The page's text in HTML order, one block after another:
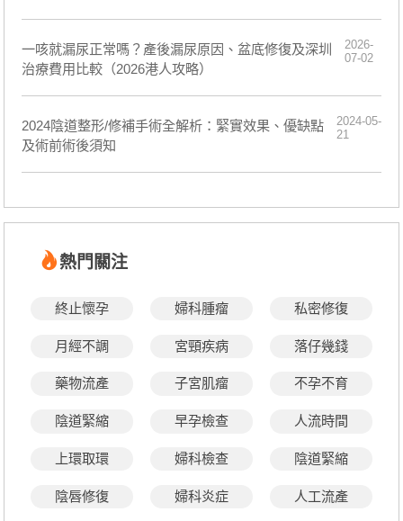
一咳就漏尿正常嗎？產後漏尿原因、盆底修復及深圳
治療費用比較（2026港人攻略）
2026-
07-02
2024陰道整形/修補手術全解析：緊實效果、優缺點
及術前術後須知
2024-05-
21
熱門關注
終止懷孕 婦科腫瘤 私密修復
月經不調 宮頸疾病 落仔幾錢
藥物流產 子宮肌瘤 不孕不育
陰道緊縮 早孕檢查 人流時間
上環取環 婦科檢查 陰道緊縮
陰唇修復 婦科炎症 人工流產